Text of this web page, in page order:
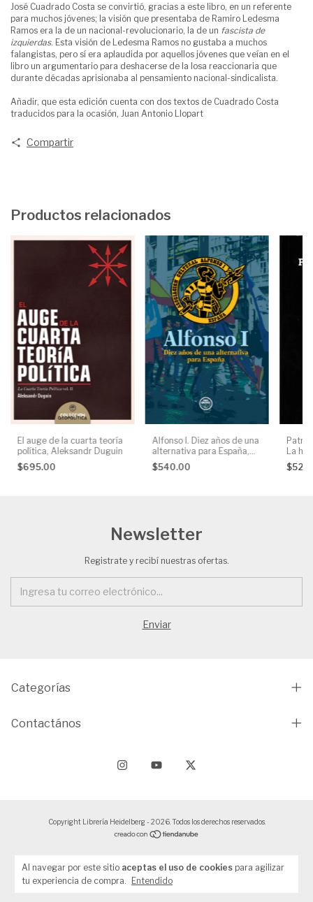
Al navegar por este sitio aceptas el uso de cookies para agilizar
tu experiencia de compra.
Entendido
José Cuadrado Costa se convirtió, gracias a este libro, en un referente
para muchos jóvenes; la visión que presentaba de Ramiro Ledesma
Ramos era la de un nacional-revolucionario, la de un fascista de
izquierdas. Esta visión de Ledesma Ramos no gustaba a muchos
falangistas, pero sí era aplaudida por aquellos jóvenes que veían en el
libro un argumentario para deshacerse de la losa reaccionaria que
durante décadas aprisionaba al pensamiento nacional-sindicalista.
Añadir, que esta edición cuenta con dos textos de Cuadrado Costa
traducidos para la ocasión, Juan Antonio Llopart
Compartir
Productos relacionados
El auge de la cuarta teoría
política, Aleksandr Duguin
$695.00
Alfonso I. Diez años de una
alternativa para España,
AA. VV.
$540.00
La
Newsletter
Registrate y recibí nuestras ofertas.
Categorías
Contactános
Copyright Librería Heidelberg - 2026. Todos los derechos reservados.